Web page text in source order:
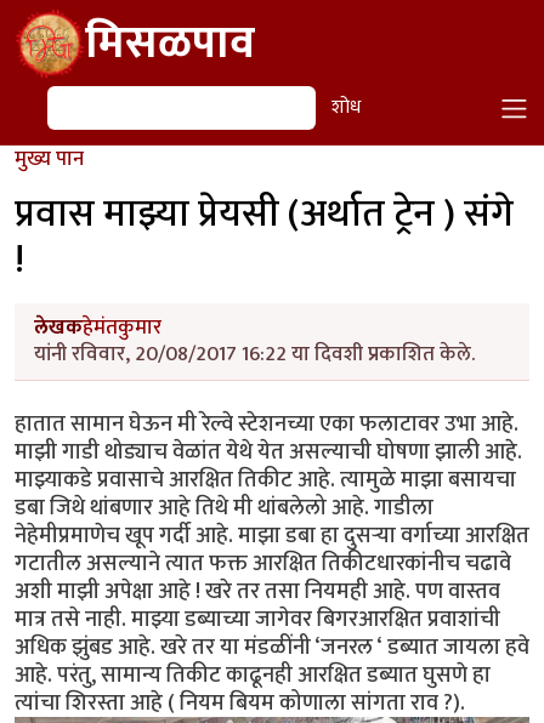
Skip to main contentमिसळपाव
शोध शोध
मुख्य पान
प्रवास माझ्या प्रेयसी (अर्थात ट्रेन ) संगे
!
लेखकहेमंतकुमार
यांनी रविवार, 20/08/2017 16:22 या दिवशी प्रकाशित केले.
हातात सामान घेऊन मी रेल्वे स्टेशनच्या एका फलाटावर उभा आहे.
माझी गाडी थोड्याच वेळांत येथे येत असल्याची घोषणा झाली आहे.
माझ्याकडे प्रवासाचे आरक्षित तिकीट आहे. त्यामुळे माझा बसायचा
डबा जिथे थांबणार आहे तिथे मी थांबलेलो आहे. गाडीला
नेहेमीप्रमाणेच खूप गर्दी आहे. माझा डबा हा दुसऱ्या वर्गाच्या आरक्षित
गटातील असल्याने त्यात फक्त आरक्षित तिकीटधारकांनीच चढावे
अशी माझी अपेक्षा आहे ! खरे तर तसा नियमही आहे. पण वास्तव
मात्र तसे नाही. माझ्या डब्याच्या जागेवर बिगरआरक्षित प्रवाशांची
अधिक झुंबड आहे. खरे तर या मंडळींनी ‘जनरल ‘ डब्यात जायला हवे
आहे. परंतु, सामान्य तिकीट काढूनही आरक्षित डब्यात घुसणे हा
त्यांचा शिरस्ता आहे ( नियम बियम कोणाला सांगता राव ?).